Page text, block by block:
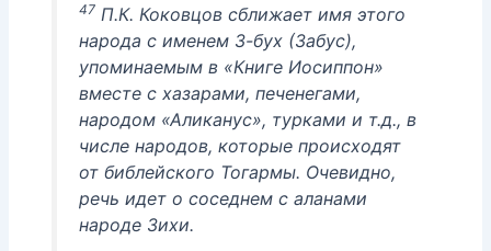
47П.К. Коковцов сближает имя этого
народа с именем 3-бух (Забус),
упоминаемым в «Книге Иосиппон»
вместе с хазарами, печенегами,
народом «Аликанус», турками и т.д., в
числе народов, которые происходят
от библейского Тогармы. Очевидно,
речь идет о соседнем с аланами
народе Зихи.